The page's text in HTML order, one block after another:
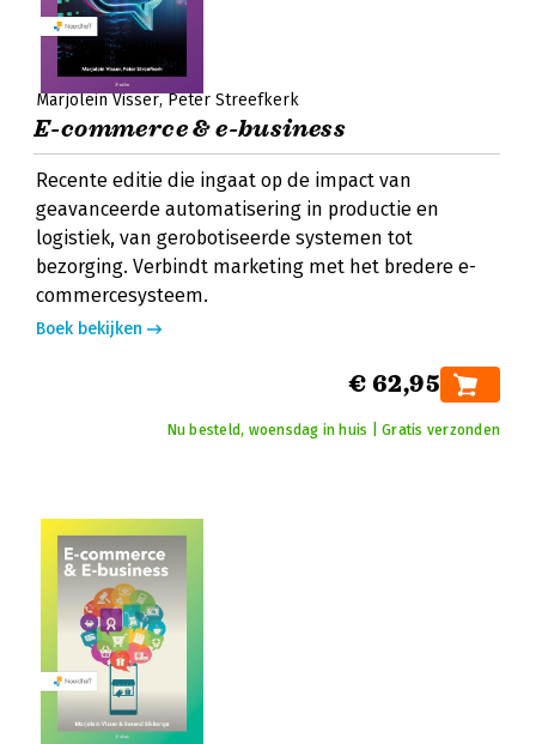
Marjolein Visser Peter Streefkerk
E-commerce & e-business
Recente editie die ingaat op de impact van
geavanceerde automatisering in productie en
logistiek, van gerobotiseerde systemen tot
bezorging. Verbindt marketing met het bredere e-
commercesysteem.
Boek bekijken
€ 62,95
Nu besteld, woensdag in huis | Gratis verzonden